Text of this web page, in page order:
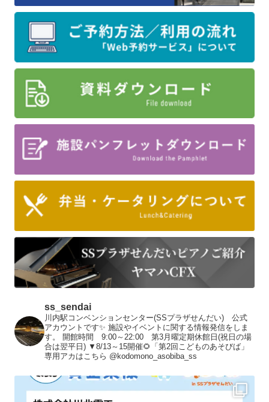
ss_sendai
川内駅コンベンションセンター(SSプラザせんだい) 公式
アカウントです✨ 施設やイベントに関する情報発信をしま
す。
開館時間 9:00～22:00 第3月曜定期休館日(祝日の場
合は翌平日) ▼8/13～15開催🌻「第2回こどものあそびば」
専用アカはこちら @kodomono_asobiba_ss